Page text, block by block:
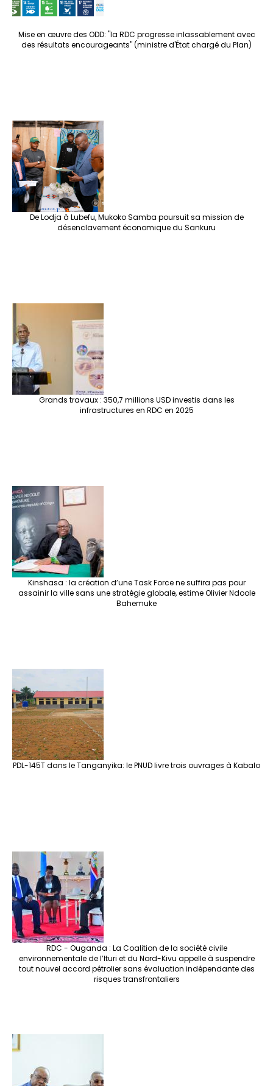
Mise en œuvre des ODD: "la RDC progresse inlassablement avec
des résultats encourageants" (ministre d'État chargé du Plan)
De Lodja à Lubefu, Mukoko Samba poursuit sa mission de
désenclavement économique du Sankuru
Grands travaux : 350,7 millions USD investis dans les
infrastructures en RDC en 2025
Kinshasa : la création d’une Task Force ne suffira pas pour
assainir la ville sans une stratégie globale, estime Olivier Ndoole
Bahemuke
PDL-145T dans le Tanganyika: le PNUD livre trois ouvrages à Kabalo
RDC - Ouganda : La Coalition de la société civile
environnementale de l’Ituri et du Nord-Kivu appelle à suspendre
tout nouvel accord pétrolier sans évaluation indépendante des
risques transfrontaliers